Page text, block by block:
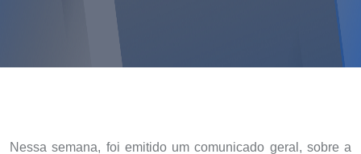
Nessa semana, foi emitido um comunicado geral, sobre a